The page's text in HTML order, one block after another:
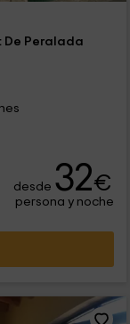
De Peralada
desde 32€
persona y noche